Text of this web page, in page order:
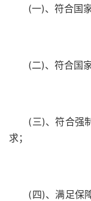
(一)、符合国家
(二)、符合国家
(三)、符合强制
求；
(四)、满足保障